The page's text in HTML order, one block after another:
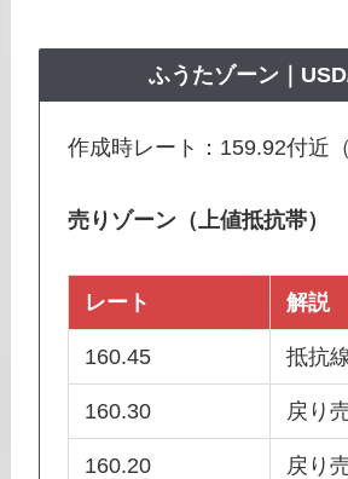
ふうたゾーン｜
作成時レート：159.92付近
売りゾーン（上値抵抗帯）
レート 解説
160.45 抵抗
160.30 戻り
160.20 戻り